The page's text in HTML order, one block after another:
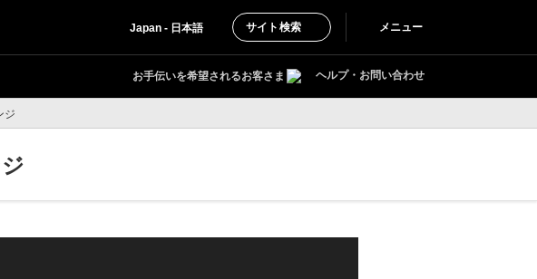
Japan - 日本語 サイト検索 メニュー
お手伝いを希望されるお客さま ヘルプ・お問い合わせ
ジ